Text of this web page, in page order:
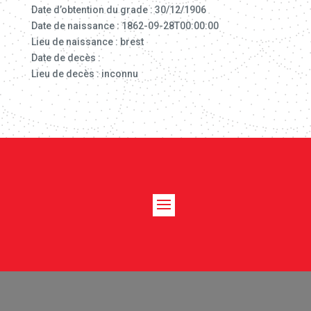
Date d’obtention du grade : 30/12/1906
Date de naissance : 1862-09-28T00:00:00
Lieu de naissance : brest
Date de decès :
Lieu de decès : inconnu